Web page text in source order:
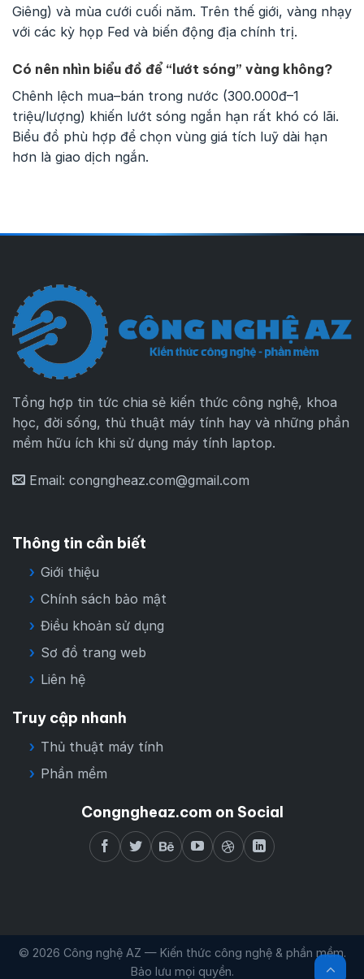
Giêng) và mùa cưới cuối năm. Trên thế giới, vàng nhạy
với các kỳ họp Fed và biến động địa chính trị.
Có nên nhìn biểu đồ để “lướt sóng” vàng không?
Chênh lệch mua–bán trong nước (300.000đ–1
triệu/lượng) khiến lướt sóng ngắn hạn rất khó có lãi.
Biểu đồ phù hợp để chọn vùng giá tích luỹ dài hạn
hơn là giao dịch ngắn.
Tổng hợp tin tức chia sẻ kiến thức công nghệ, khoa
học, đời sống, thủ thuật máy tính hay và những phần
mềm hữu ích khi sử dụng máy tính laptop.
Email: congngheaz.com@gmail.com
Thông tin cần biết
Giới thiệu
Chính sách bảo mật
Điều khoản sử dụng
Sơ đồ trang web
Liên hệ
Truy cập nhanh
Thủ thuật máy tính
Phần mềm
Congngheaz.com on Social
© 2026 Công nghệ AZ — Kiến thức công nghệ & phần mềm.
Bảo lưu mọi quyền.